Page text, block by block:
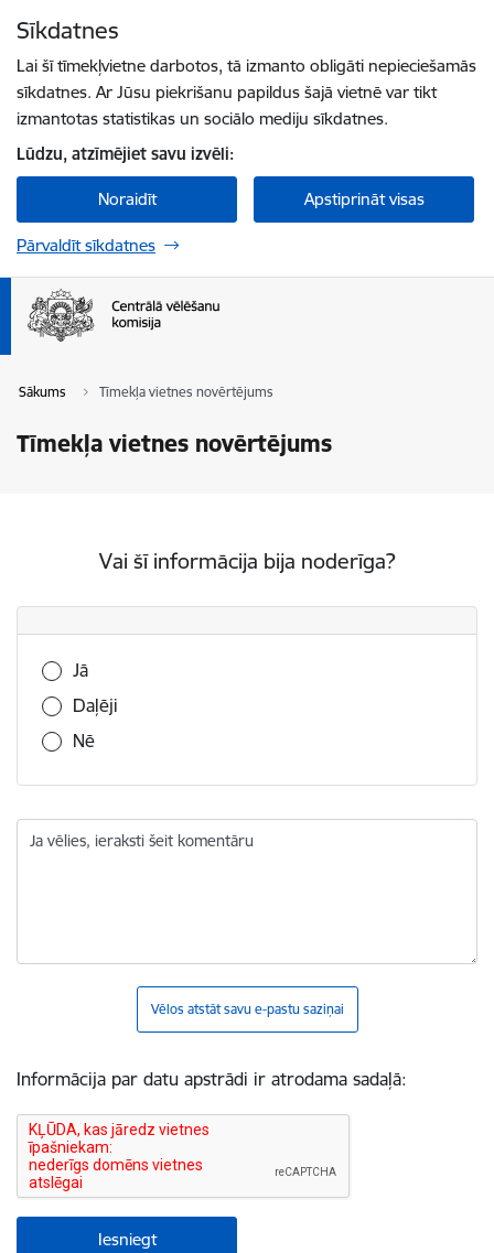
Sīkdatnes
Lai šī tīmekļvietne darbotos, tā izmanto obligāti nepieciešamās
sīkdatnes. Ar Jūsu piekrišanu papildus šajā vietnē var tikt
izmantotas statistikas un sociālo mediju sīkdatnes.
Lūdzu, atzīmējiet savu izvēli:
Noraidīt Apstiprināt visas
Pārvaldīt sīkdatnes
Sākums Tīmekļa vietnes novērtējums
Tīmekļa vietnes novērtējums
Vai šī informācija bija noderīga?
Vai šī informācija bija noderīga?
Jā
Daļēji
Nē
Ja vēlies, ieraksti šeit komentāru
Vēlos atstāt savu e-pastu saziņai
Informācija par datu apstrādi ir atrodama sadaļā: